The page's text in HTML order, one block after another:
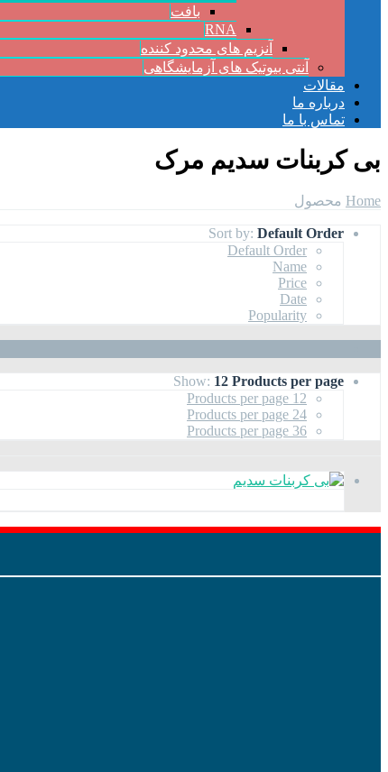
بافت
RNA
آنزیم های محدود کننده
آنتی بیوتیک های آزمایشگاهی
مقالات
درباره ما
تماس با ما
بی کربنات سدیم مرک
Home محصول
Sort by: Default Order
Default Order
Name
Price
Date
Popularity
Show: 12 Products per page
12 Products per page
24 Products per page
36 Products per page